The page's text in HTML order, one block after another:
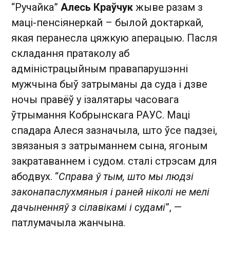
“Ручайка” Алесь Краўчук жыве разам з
маці-пенсіянеркай – былой доктаркай,
якая перанесла цяжкую аперацыю. Пасля
складання пратаколу аб
адміністрацыйным правапарушэнні
мужчына быў затрыманы да суда і дзве
ночы правёў у ізалятары часовага
ўтрымання Кобрынскага РАУС. Маці
спадара Алеся зазначыла, што ўсе падзеі,
звязаныя з затрыманнем сына, ягоным
закратаваннем і судом. сталі стрэсам для
абодвух. “Справа ў тым, што мы людзі
законапаслухмяныя і раней ніколі не мелі
дачыненняў з сілавікамі і судамі”, —
патлумачыла жанчына.